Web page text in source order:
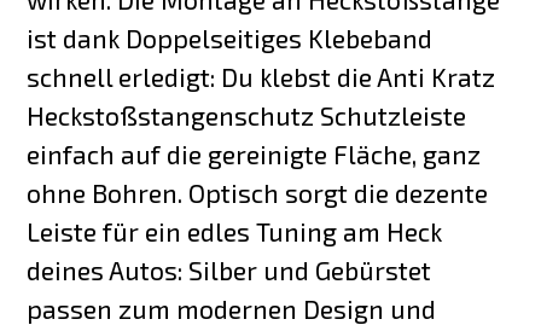
ist dank Doppelseitiges Klebeband
schnell erledigt: Du klebst die Anti Kratz
Heckstoßstangenschutz Schutzleiste
einfach auf die gereinigte Fläche, ganz
ohne Bohren. Optisch sorgt die dezente
Leiste für ein edles Tuning am Heck
deines Autos: Silber und Gebürstet
passen zum modernen Design und